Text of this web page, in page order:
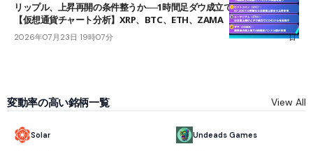
リップル、上昇再開の条件整うか──1時間足ダウ成立で1.185ドルを狙う
【仮想通貨チャート分析】XRP、BTC、ETH、ZAMA
2026年07月23日 19時07分
変動率の高い銘柄一覧 View All
Solar Undeads Games